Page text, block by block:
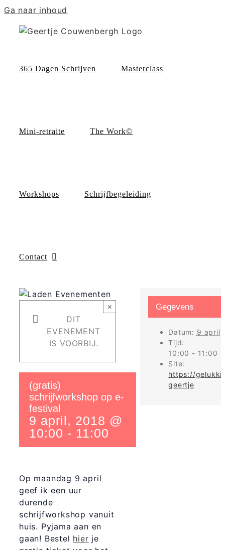
Ga naar inhoud
365 Dagen Schrijven Masterclass
Mini-retraite The Work©
Workshops Schrijfbegeleiding
Contact
DIT
EVENEMENT
IS VOORBIJ.
×
(gratis)
schrijfworkshop op e-
festival
9 april, 2018 @
10:00 - 11:00
Op maandag 9 april
geef ik een uur
durende
schrijfworkshop vanuit
huis. Pyjama aan en
gaan! Bestel hier je
Gegevens
Datum: 9 april,
Tijd:
10:00 - 11:00
Site:
https://
geertje